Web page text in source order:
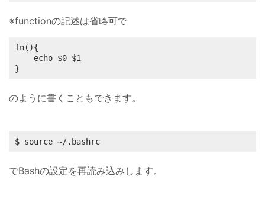
※functionの記述は省略可で
fn(){
}
のように書くこともできます。
$ source ~/.bashrc
でBashの設定を再読み込みします。